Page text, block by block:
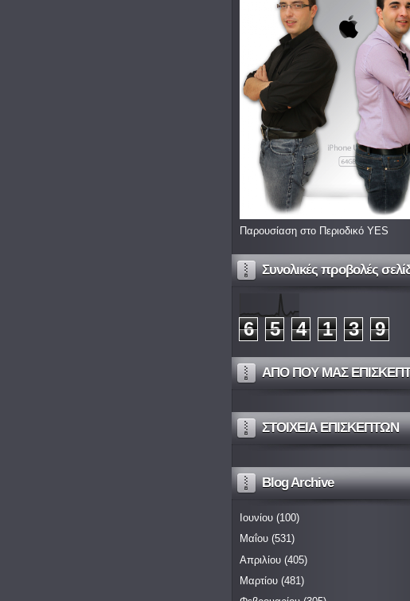
Παρουσίαση στο Περιοδικό YES
Συνολικές προβολές
6 5 4 1 3 9
ΑΠΟ ΠΟΥ ΜΑΣ
ΣΤΟΙΧΕΙΑ ΕΠΙΣΚΕΠΤΩΝ
Blog Archive
Ιουνίου (100)
Μαΐου (531)
Απριλίου (405)
Μαρτίου (481)